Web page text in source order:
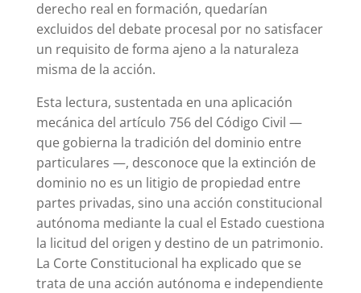
derecho real en formación, quedarían
excluidos del debate procesal por no satisfacer
un requisito de forma ajeno a la naturaleza
misma de la acción.
Esta lectura, sustentada en una aplicación
mecánica del artículo 756 del Código Civil —
que gobierna la tradición del dominio entre
particulares —, desconoce que la extinción de
dominio no es un litigio de propiedad entre
partes privadas, sino una acción constitucional
autónoma mediante la cual el Estado cuestiona
la licitud del origen y destino de un patrimonio.
La Corte Constitucional ha explicado que se
trata de una acción autónoma e independiente